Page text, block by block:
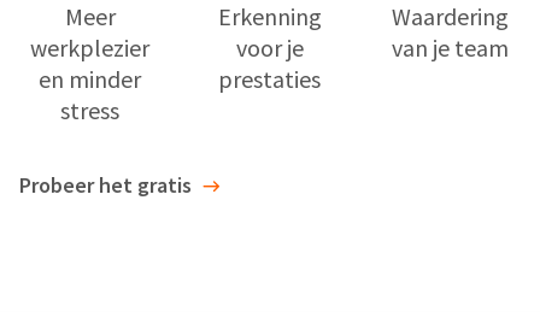
Meer
werkplezier
en minder
stress
Erkenning
voor je
prestaties
Waardering
van je team
Probeer het gratis